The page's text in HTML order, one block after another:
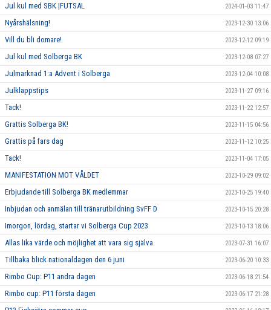
Jul kul med SBK |FUTSAL 2024-01-03 11:47
Nyårshälsning! 2023-12-30 13:06
Vill du bli domare! 2023-12-12 09:19
Jul kul med Solberga BK 2023-12-08 07:27
Julmarknad 1:a Advent i Solberga 2023-12-04 10:08
Julklappstips 2023-11-27 09:16
Tack! 2023-11-22 12:57
Grattis Solberga BK! 2023-11-15 04:56
Grattis på fars dag 2023-11-12 10:25
Tack! 2023-11-04 17:05
MANIFESTATION MOT VÅLDET 2023-10-29 09:02
Erbjudande till Solberga BK medlemmar 2023-10-25 19:40
Inbjudan och anmälan till tränarutbildning SvFF D 2023-10-15 20:28
Imorgon, lördag, startar vi Solberga Cup 2023 2023-10-13 18:06
Allas lika värde och möjlighet att vara sig själva. 2023-07-31 16:07
Tillbaka blick nationaldagen den 6 juni 2023-06-20 10:33
Rimbo Cup: P11 andra dagen 2023-06-18 21:54
Rimbo cup: P11 första dagen 2023-06-17 21:28